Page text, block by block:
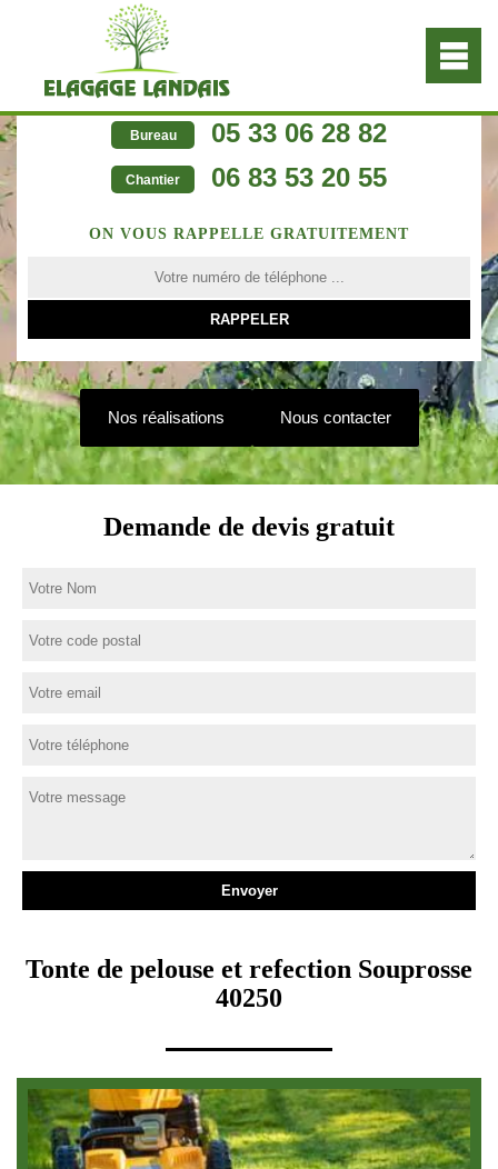
Bureau 05 33 06 28 82
Chantier 06 83 53 20 55
ON VOUS RAPPELLE GRATUITEMENT
Nos réalisations Nous contacter
Demande de devis gratuit
Tonte de pelouse et refection Souprosse
40250